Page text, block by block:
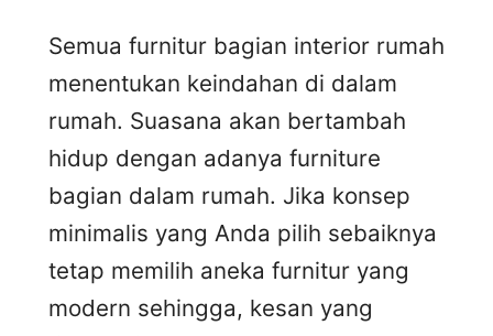
Semua furnitur bagian interior rumah
menentukan keindahan di dalam
rumah. Suasana akan bertambah
hidup dengan adanya furniture
bagian dalam rumah. Jika konsep
minimalis yang Anda pilih sebaiknya
tetap memilih aneka furnitur yang
modern sehingga, kesan yang